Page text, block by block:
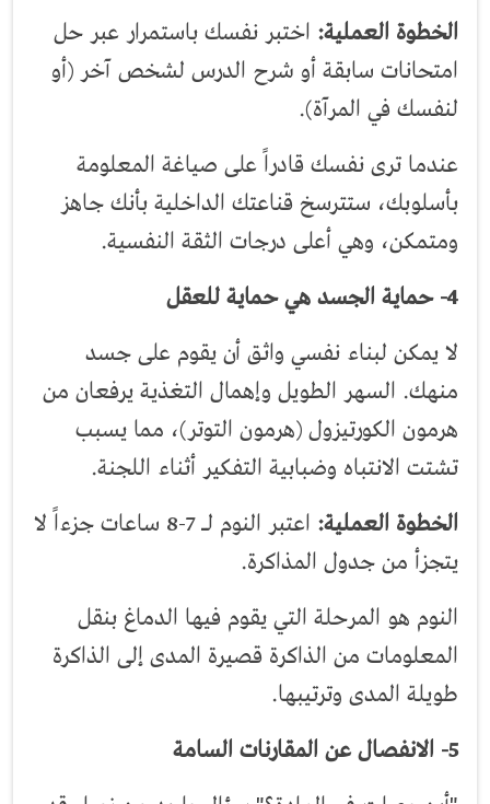
الخطوة العملية: اختبر نفسك باستمرار عبر حل
امتحانات سابقة أو شرح الدرس لشخص آخر (أو
لنفسك في المرآة).
عندما ترى نفسك قادراً على صياغة المعلومة
بأسلوبك، ستترسخ قناعتك الداخلية بأنك جاهز
ومتمكن، وهي أعلى درجات الثقة النفسية.
4- حماية الجسد هي حماية للعقل
لا يمكن لبناء نفسي واثق أن يقوم على جسد
منهك. السهر الطويل وإهمال التغذية يرفعان من
هرمون الكورتيزول (هرمون التوتر)، مما يسبب
تشتت الانتباه وضبابية التفكير أثناء اللجنة.
الخطوة العملية:
اعتبر النوم لـ 7-8 ساعات جزءاً لا
يتجزأ من جدول المذاكرة.
النوم هو المرحلة التي يقوم فيها الدماغ بنقل
المعلومات من الذاكرة قصيرة المدى إلى الذاكرة
طويلة المدى وترتيبها.
5- الانفصال عن المقارنات السامة